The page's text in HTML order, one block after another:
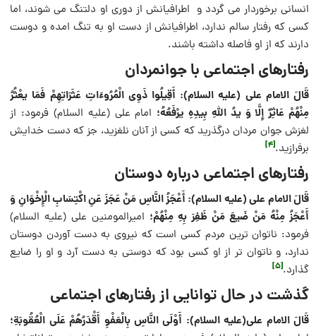
انسانی برخوردار می گردد و اطرافیانش از دوری او دلتنگ می شوند، اما
کسی که رفتار سالم ندارد، اطرافیانش از دست او به تنگ امده و دوست
دارند که از او فاصله داشته باشند.
رفتارهای اجتماعی با جوانمردان
قَالَ الامام علی (علیه السلام): أَقِیلُوا ذَوِی الْمُرُوءَاتِ عَثَرَاتِهِمْ فَمَا یعْثُرُ
مِنْهُمْ عَاثِرٌ إِلَّا وَ یدُ اللَّهِ بِیدِهِ یرْفَعُهُ؛ امام علی (علیه السلام) فرمود: از
لغزش جوان مردان درگذرید كه كسى از آنان نلغزید، جز كه دست خدایش
برفرازید.[4]
رفتارهای اجتماعی درباره دوستان
قَالَ الامام علی (علیه السلام): أَعْجَزُ النَّاسِ مَنْ عَجَزَ عَنِ اكْتِسَابِ الْإِخْوَانِ وَ
أَعْجَزُ مِنْهُ مَنْ ضَیعَ مَنْ ظَفِرَ بِهِ مِنْهُمْ؛ امیرالمومنین علی (علیه السلام)
فرمود: ناتوان ترین مردم كسى است كه نیروى به دست آوردن دوستان
ندارد، و ناتوان تر از او كسى بود كه دوستى به دست آرد و او را ضایع
گذارد.[5]
گذشت در حال توانایی از رفتارهای اجتماعی
قَالَ الامام علی(علیه السلام): أَوْلَى النَّاسِ بِالْعَفْوِ أَقْدَرُهُمْ عَلَى الْعُقُوبَةِ؛